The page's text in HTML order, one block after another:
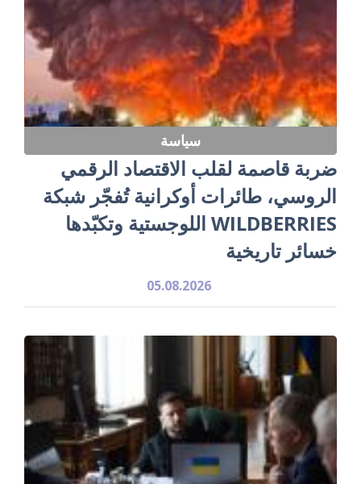
سياسة
ضربة قاصمة لقلب الاقتصاد الرقمي
الروسي، طائرات أوكرانية تُفجّر شبكة
WILDBERRIES اللوجستية وتكبّدها
خسائر تاريخية
05.08.2026